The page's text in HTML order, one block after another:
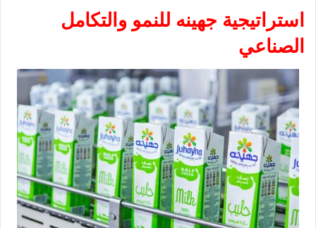
استراتيجية جهينه للنمو والتكامل
الصناعي